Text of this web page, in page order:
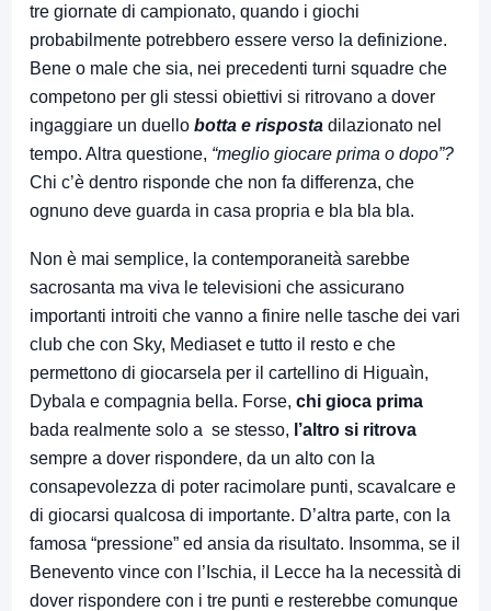
tre giornate di campionato, quando i giochi
probabilmente potrebbero essere verso la definizione.
Bene o male che sia, nei precedenti turni squadre che
competono per gli stessi obiettivi si ritrovano a dover
ingaggiare un duello botta e risposta dilazionato nel
tempo. Altra questione, “meglio giocare prima o dopo”?
Chi c’è dentro risponde che non fa differenza, che
ognuno deve guarda in casa propria e bla bla bla.
Non è mai semplice, la contemporaneità sarebbe
sacrosanta ma viva le televisioni che assicurano
importanti introiti che vanno a finire nelle tasche dei vari
club che con Sky, Mediaset e tutto il resto e che
permettono di giocarsela per il cartellino di Higuaìn,
Dybala e compagnia bella. Forse, chi gioca prima
bada realmente solo a se stesso, l’altro si ritrova
sempre a dover rispondere, da un alto con la
consapevolezza di poter racimolare punti, scavalcare e
di giocarsi qualcosa di importante. D’altra parte, con la
famosa “pressione” ed ansia da risultato. Insomma, se il
Benevento vince con l’Ischia, il Lecce ha la necessità di
dover rispondere con i tre punti e resterebbe comunque